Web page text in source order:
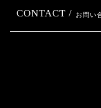
CONTACT / お問い